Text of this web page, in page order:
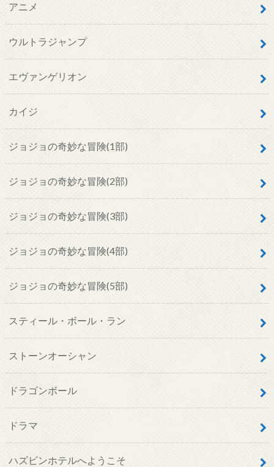
アニメ
ウルトラジャンプ
エヴァンゲリオン
カイジ
ジョジョの奇妙な冒険(1部)
ジョジョの奇妙な冒険(2部)
ジョジョの奇妙な冒険(3部)
ジョジョの奇妙な冒険(4部)
ジョジョの奇妙な冒険(5部)
スティール・ボール・ラン
ストーンオーシャン
ドラゴンボール
ドラマ
ハズビンホテルへようこそ